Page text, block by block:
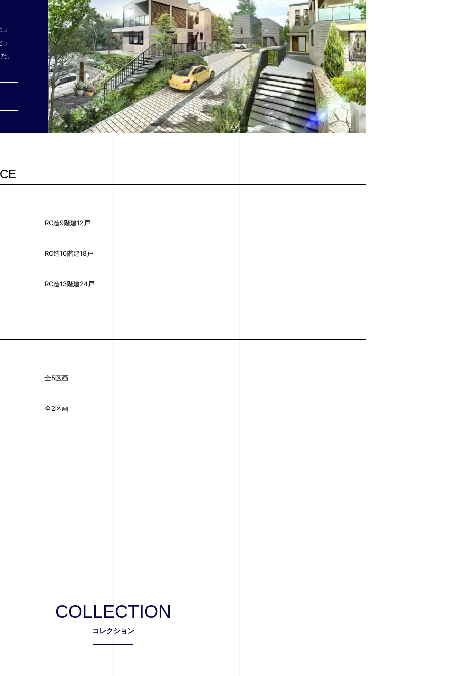
。
RC造9階建12戸
RC造10階建18戸
RC造13階建24戸
全5区画
全2区画
COLLECTION
コレクション